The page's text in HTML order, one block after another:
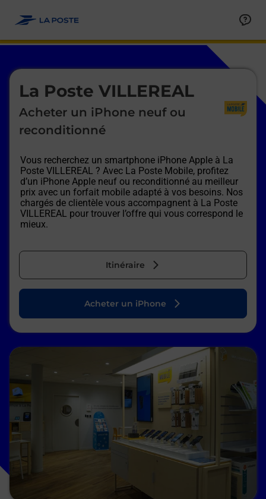
La Poste VILLEREAL
Acheter un iPhone neuf ou
reconditionné
Vous recherchez un smartphone iPhone Apple à La
Poste VILLEREAL ? Avec La Poste Mobile, profitez
d’un iPhone Apple neuf ou reconditionné au meilleur
prix avec un forfait mobile adapté à vos besoins. Nos
chargés de clientèle vous accompagnent à La Poste
VILLEREAL pour trouver l’offre qui vous correspond le
mieux.
Itinéraire
Le lien s'ouvre dans un nouvel onglet
Acheter un iPhone